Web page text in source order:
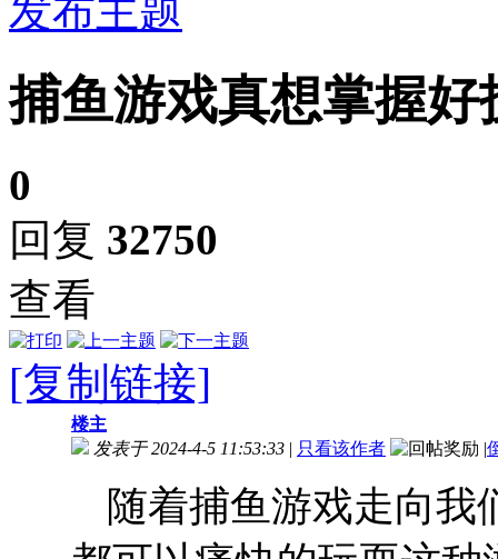
发布主题
捕鱼游戏真想掌握
0
回复 32750
查看
[复制链接]
楼主
发表于 2024-4-5 11:53:33 | 只看该作者 |
随着捕鱼游戏走向我